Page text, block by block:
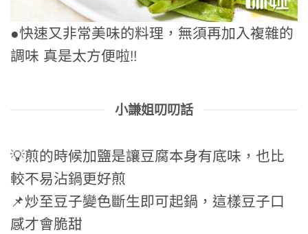
●快速又非常美味的料理，無須再加入複雜的
調味 真是太方便啦!!
小謙姐叨叨話
💡煎的時候加鹽是讓豆腐本身有底味，也比
較不易沾鍋更好煎
📌炒至豆子變色斷生即可起鍋，這樣豆子口
感才會脆甜